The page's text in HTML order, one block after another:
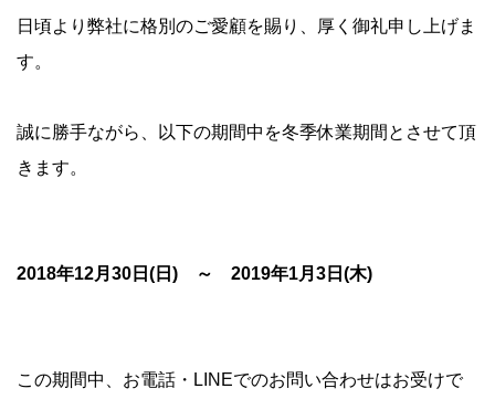
日頃より弊社に格別のご愛顧を賜り、厚く御礼申し上げま
す。
誠に勝手ながら、以下の期間中を冬季休業期間とさせて頂
きます。
2018年12月30日(日) ～ 2019年1月3日(木)
この期間中、お電話・LINEでのお問い合わせはお受けで